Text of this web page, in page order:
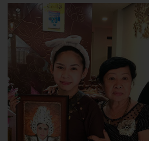
ngược nhận được những cơ may để từng bước
diễn”.